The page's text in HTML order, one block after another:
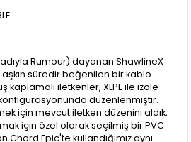
Rumour) dayanan ShawlineX
aşkın süredir beğenilen bir kablo
kaplamalı iletkenler, XLPE ile izole
düzenlenmiştir.
için mevcut iletken düzenini aldık,
için özel olarak seçilmiş bir PVC
Chord Epic'te kullandığımız aynı